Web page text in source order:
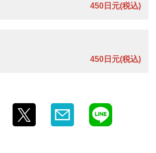
450日元(税込)
450日元(税込)